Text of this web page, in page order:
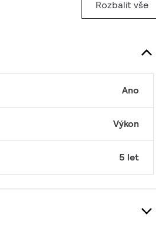
Rozbalit vše
Ano
Výkon
5 let